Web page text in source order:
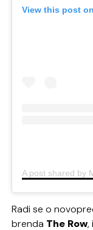
View this post
Radi se o
brenda The Row,